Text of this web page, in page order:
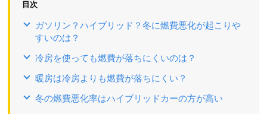
目次
ガソリン？ハイブリッド？冬に燃費悪化が起こりや
すいのは？
冷房を使っても燃費が落ちにくいのは？
暖房は冷房よりも燃費が落ちにくい？
冬の燃費悪化率はハイブリッドカーの方が高い